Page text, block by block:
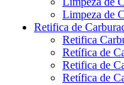
Limpeza de
Retifica de
Retifica
Retífica de
Retifica de
Retífica de